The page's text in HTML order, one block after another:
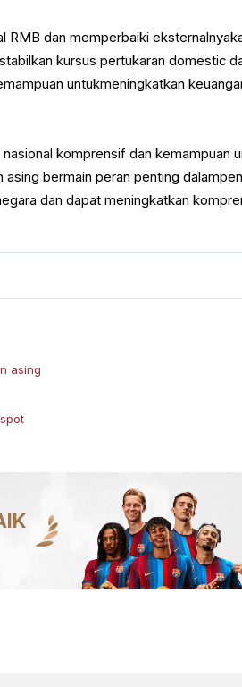
RMB dan memperbaiki
kursus pertukaran domestic
untukmeningkatkan
komprensif dan kemampuan
asing bermain peran penting
dan dapat meningkatkan
asing